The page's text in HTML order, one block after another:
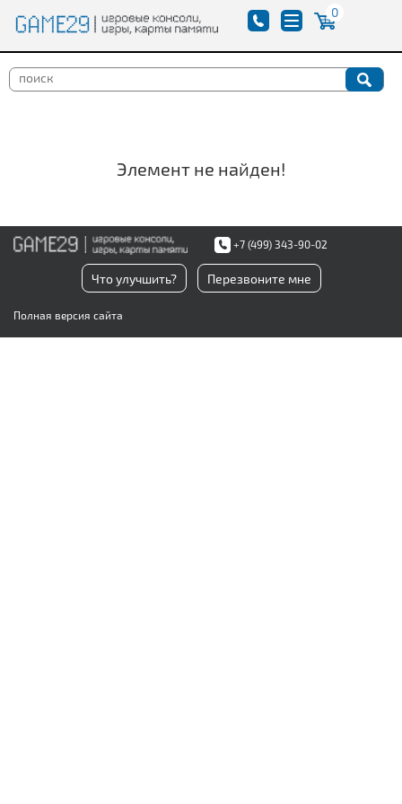
0
Элемент не найден!
+7 (499) 343-90-02
Что улучшить? Перезвоните мне
Полная версия сайта